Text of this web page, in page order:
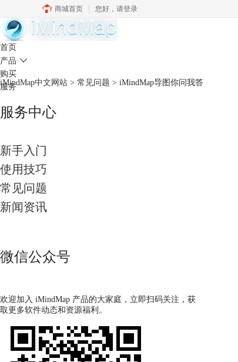
商城首页 您好， 请登录
首页
产品 
购买
服务
iMindMap中文网站 > 常见问题 > iMindMap导图你问我答
服务中心
新手入门
使用技巧
常见问题
新闻资讯
微信公众号
欢迎加入 iMindMap 产品的大家庭，立即扫码关注，获
取更多软件动态和资源福利。